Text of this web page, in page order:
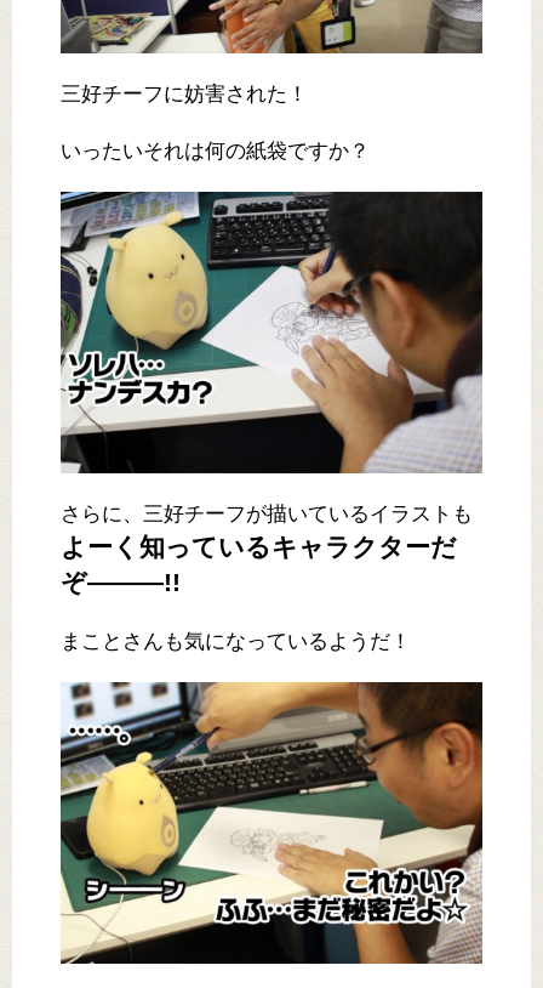
三好チーフに妨害された！
いったいそれは何の紙袋ですか？
さらに、三好チーフが描いているイラストも
よーく知っているキャラクターだ
ぞ―――!!
まことさんも気になっているようだ！